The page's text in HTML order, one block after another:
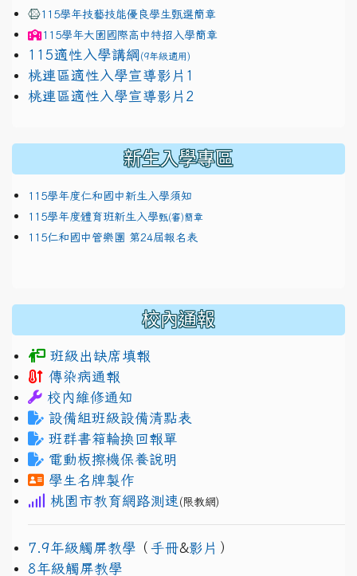
115學年技藝技能優良學生甄選簡章
115學年大園國際高中特招入學簡章
115適性入學講綱 (9年級適用)
link to https://docs.google.com/presentation/d/
桃連區適性入學宣導影片1
link to https://docs.google.com/presentation/d/
桃連區適性入學宣導影片2
新生入學專區
115學年度仁和國中新生入學須知
115學年度體育班新生入學甄(審)簡章
115仁和國中管樂團 第24屆報名表
校內通報
班級出缺席填報
傳染病通報
校內維修通知
設備組班級設備清點表
班群書箱輪換回報單
電動板擦機保養說明
學生名牌製作
桃園市教育網路測速 (限教網)
7.9年級觸屏教學 （ 手冊&影片 ）
8年級觸屏教學